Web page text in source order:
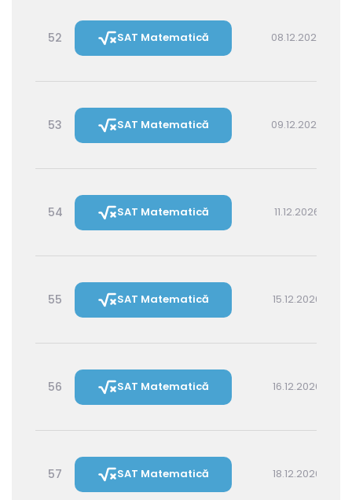
52 SAT Matematică 08.12.2026 16:00
53 SAT Matematică 09.12.2026 14:30
54 SAT Matematică 11.12.2026 16:00
55 SAT Matematică 15.12.2026 16:00
56 SAT Matematică 16.12.2026 14:30
57 SAT Matematică 18.12.2026 16:00